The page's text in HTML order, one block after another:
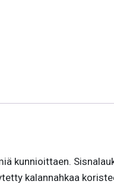
kunnioittaen.
kalannahkaa